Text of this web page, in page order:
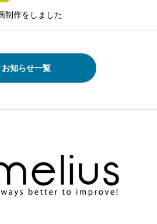
制作をしました
お知らせ一覧